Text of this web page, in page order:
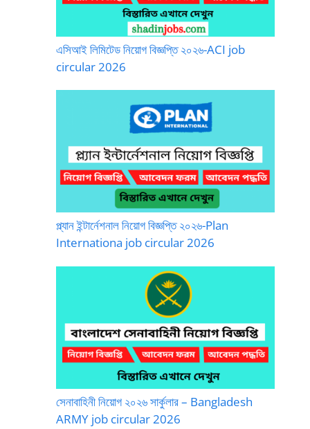
এসিআই লিমিটেড নিয়োগ বিজ্ঞপ্তি ২০২৬-ACI job
circular 2026
প্ল্যান ইন্টার্নেশনাল নিয়োগ বিজ্ঞপ্তি ২০২৬-Plan
Internationa job circular 2026
সেনাবাহিনী নিয়োগ ২০২৬ সার্কুলার – Bangladesh
ARMY job circular 2026